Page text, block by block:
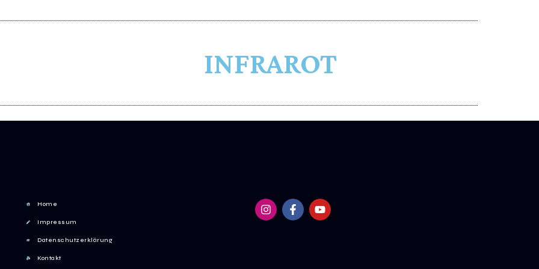
INFRAROT
Home
Impressum
Datenschutzerklärung
Kontakt